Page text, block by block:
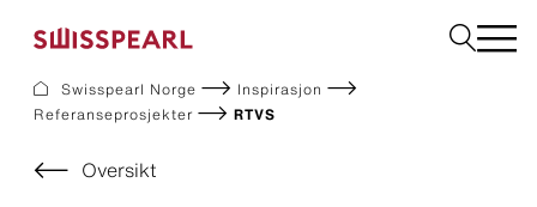
Fasade
Bygningsplater
Swisspearl Norge
Inspirasjon
Referanseprosjekter
RTVS
Oversikt